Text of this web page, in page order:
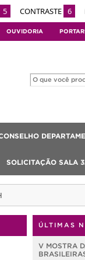
5 CONTRASTE 6
OUVIDORIA
SOLICITAÇÃO SALA
ÚLTIMAS
V MOSTRA